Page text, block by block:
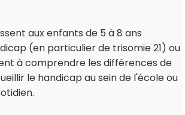
aux enfants de 5 à 8 ans
(en particulier de trisomie 21) ou
à comprendre les différences de
le handicap au sein de l'école ou